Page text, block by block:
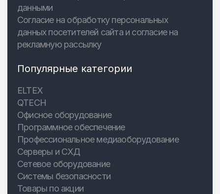
данными
Согласие на обработку персональных
данных посетителей сайта и согласие на
рекламную рассылку
Популярные категории
ELTEX
QTECH
Офисное оборудование
Программное обеспечение
Профессиональное медиаоборудование
Серверы и СХД
Сетевое оборудование
Системы безопасности
Товары по акции